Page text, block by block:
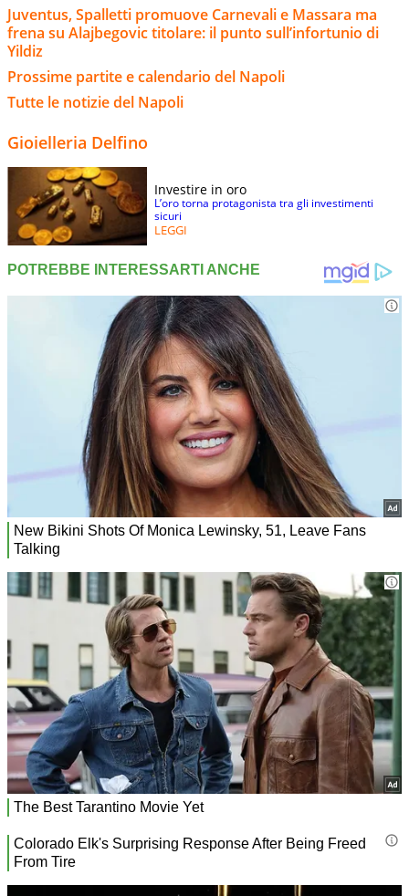
Juventus, Spalletti promuove Carnevali e Massara ma
frena su Alajbegovic titolare: il punto sull’infortunio di
Yildiz
Prossime partite e calendario del Napoli
Tutte le notizie del Napoli
Gioielleria Delfino
Investire in oro
L’oro torna protagonista tra gli investimenti
sicuri
LEGGI